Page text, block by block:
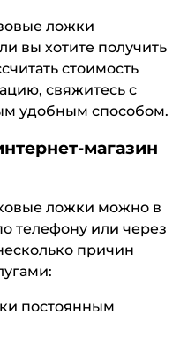
ложки
вы хотите получить
стоимость
свяжитесь с
удобным способом.
магазин
ложки можно в
телефону или через
причин
постоянным